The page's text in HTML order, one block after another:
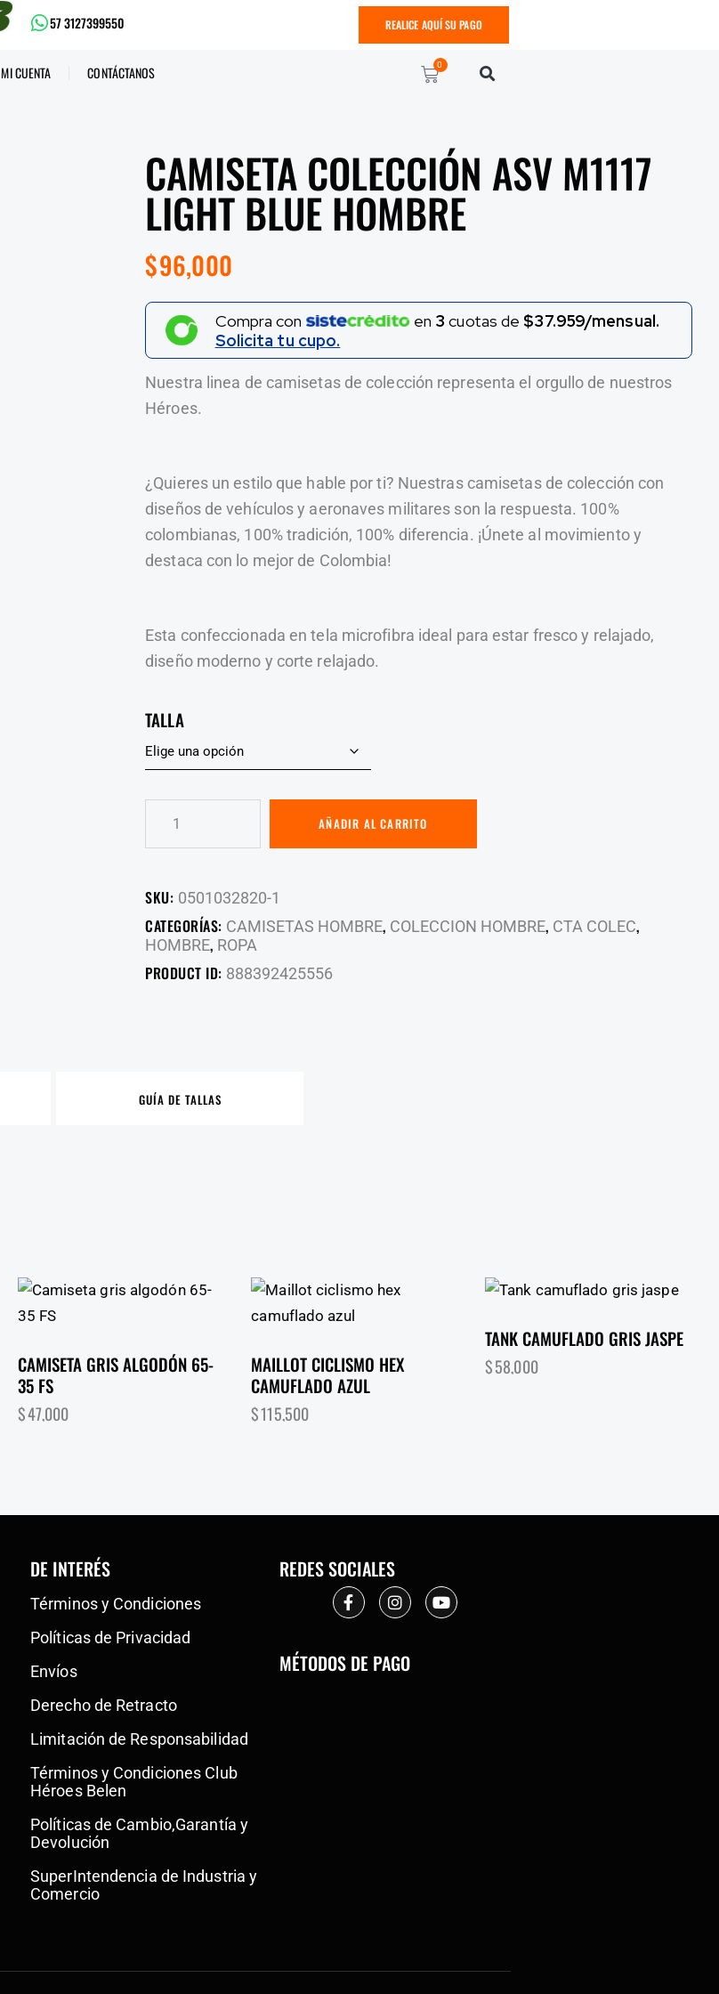
57 3127399550 REALICE AQUÍ SU PAGO
MI CUENTA CONTÁCTANOS 0
CAMISETA COLECCIÓN ASV M1117
LIGHT BLUE HOMBRE
$96,000
Compra con en 3 cuotas de $37.959/mensual.
Solicita tu cupo.
Nuestra linea de camisetas de colección representa el orgullo de nuestros
Héroes.
¿Quieres un estilo que hable por ti? Nuestras camisetas de colección con
diseños de vehículos y aeronaves militares son la respuesta. 100%
colombianas, 100% tradición, 100% diferencia. ¡Únete al movimiento y
destaca con lo mejor de Colombia!
Esta confeccionada en tela microfibra ideal para estar fresco y relajado,
diseño moderno y corte relajado.
TALLA
AÑADIR AL CARRITO
SKU: 0501032820-1
CATEGORÍAS: CAMISETAS HOMBRE, COLECCION HOMBRE, CTA COLEC,
HOMBRE, ROPA
PRODUCT ID: 888392425556
GUÍA DE TALLAS
CAMISETA GRIS ALGODÓN 65-
35 FS
$47,000
MAILLOT CICLISMO HEX
CAMUFLADO AZUL
$115,500
TANK CAMUFLADO GRIS JASPE
$58,000
DE INTERÉS
Términos y Condiciones
Políticas de Privacidad
Envíos
Derecho de Retracto
Limitación de Responsabilidad
Términos y Condiciones Club
Héroes Belen
Políticas de Cambio,Garantía y
Devolución
SuperIntendencia de Industria y
Comercio
REDES SOCIALES
MÉTODOS DE PAGO